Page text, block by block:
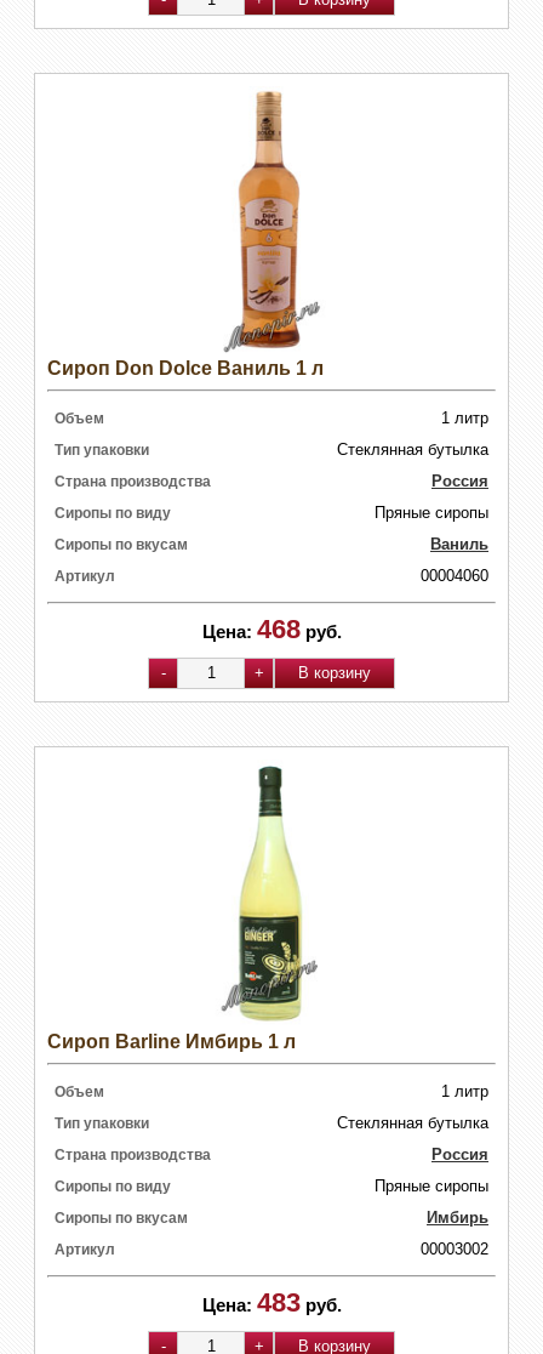
Сироп Don Dolce Ваниль 1 л
Объем 1 литр
Тип упаковки Стеклянная бутылка
Страна производства Россия
Сиропы по виду Пряные сиропы
Сиропы по вкусам Ваниль
Артикул 00004060
Цена: 468 руб.
Сироп Barline Имбирь 1 л
Объем 1 литр
Тип упаковки Стеклянная бутылка
Страна производства Россия
Сиропы по виду Пряные сиропы
Сиропы по вкусам Имбирь
Артикул 00003002
Цена: 483 руб.